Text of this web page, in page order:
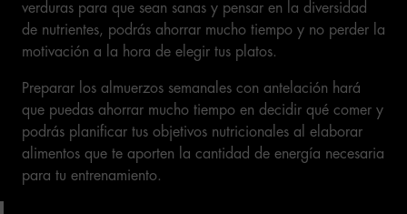
verduras para que sean sanas y pensar en la diversidad
de nutrientes, podrás ahorrar mucho tiempo y no perder la
motivación a la hora de elegir tus platos.
Preparar los almuerzos semanales con antelación hará
que puedas ahorrar mucho tiempo en decidir qué comer y
podrás planificar tus objetivos nutricionales al elaborar
alimentos que te aporten la cantidad de energía necesaria
para tu entrenamiento.